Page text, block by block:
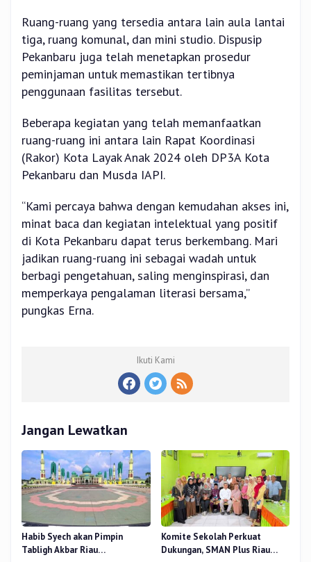
Ruang-ruang yang tersedia antara lain aula lantai
tiga, ruang komunal, dan mini studio. Dispusip
Pekanbaru juga telah menetapkan prosedur
peminjaman untuk memastikan tertibnya
penggunaan fasilitas tersebut.
Beberapa kegiatan yang telah memanfaatkan
ruang-ruang ini antara lain Rapat Koordinasi
(Rakor) Kota Layak Anak 2024 oleh DP3A Kota
Pekanbaru dan Musda IAPI.
“Kami percaya bahwa dengan kemudahan akses ini,
minat baca dan kegiatan intelektual yang positif
di Kota Pekanbaru dapat terus berkembang. Mari
jadikan ruang-ruang ini sebagai wadah untuk
berbagi pengetahuan, saling menginspirasi, dan
memperkaya pengalaman literasi bersama,”
pungkas Erna.
Ikuti Kami
Jangan Lewatkan
Habib Syech akan Pimpin
Tabligh Akbar Riau
Komite Sekolah Perkuat
Dukungan, SMAN Plus Riau